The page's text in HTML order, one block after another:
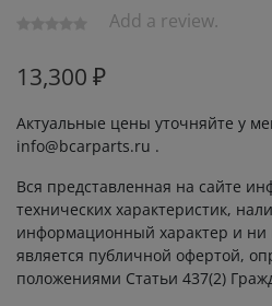
Add a review.
13,300 ₽
Актуальные цены уточняйте у
info@bcarparts.ru .
Вся представленная на сайте
технических характеристик,
информационный характер и ни
является публичной офертой,
положениями Статьи 437(2)